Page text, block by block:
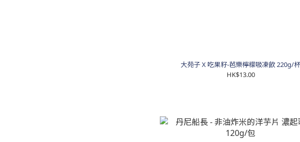
大苑子 X 吃果籽-芭樂檸檬吸凍飲 220g/杯
HK$13.00